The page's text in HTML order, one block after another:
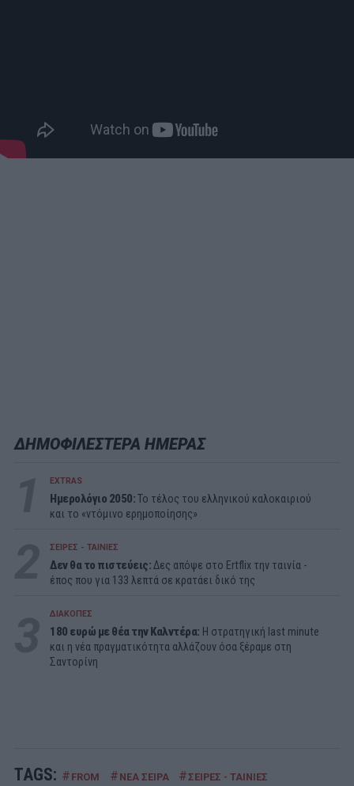
ΔΗΜΟΦΙΛΕΣΤΕΡΑ ΗΜΕΡΑΣ
EXTRAS
Ημερολόγιο 2050:To τέλος του ελληνικού καλοκαιριού
και το «ντόμινο ερημοποίησης»
ΣΕΙΡΕΣ - ΤΑΙΝΙΕΣ
Δεν θα το πιστεύεις:Δες απόψε στο Ertflix την ταινία -
έπος που για 133 λεπτά σε κρατάει δικό της
ΔΙΑΚΟΠΕΣ
180 ευρώ με θέα την Καλντέρα: Η στρατηγική last minute
και η νέα πραγματικότητα αλλάζουν όσα ξέραμε στη
Σαντορίνη
TAGS: # FROM # ΝΕΑ ΣΕΙΡΑ #ΣΕΙΡΕΣ - ΤΑΙΝΙΕΣ